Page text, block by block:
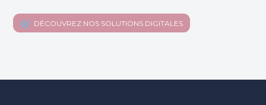
DÉCOUVREZ NOS SOLUTIONS DIGITALES